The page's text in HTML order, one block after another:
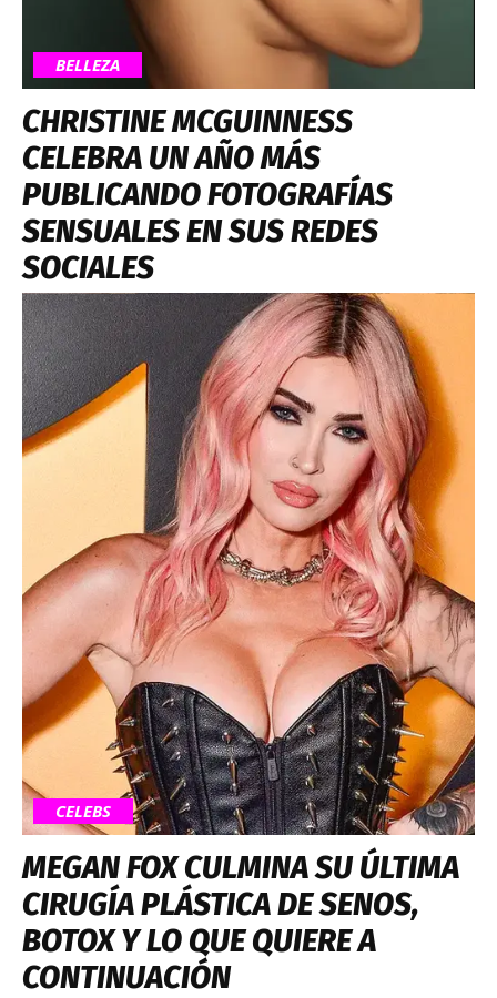
BELLEZA
CHRISTINE MCGUINNESS
CELEBRA UN AÑO MÁS
PUBLICANDO FOTOGRAFÍAS
SENSUALES EN SUS REDES
SOCIALES
CELEBS
MEGAN FOX CULMINA SU ÚLTIMA
CIRUGÍA PLÁSTICA DE SENOS,
BOTOX Y LO QUE QUIERE A
CONTINUACIÓN